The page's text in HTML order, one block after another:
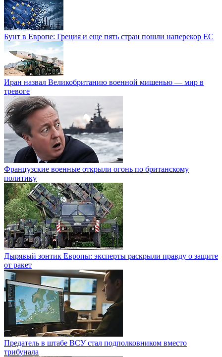
Бунт в Европе: Греция и еще пять стран пошли наперекор ЕС
Иран назвал Великобританию военной мишенью — мир в
тревоге
Французские военные открыли огонь по британскому
политику
Дырявый зонтик Европы: эксперты раскрыли правду о защите
от ракет
Предатель в штабе ВСУ стал подполковником вместо
трибунала